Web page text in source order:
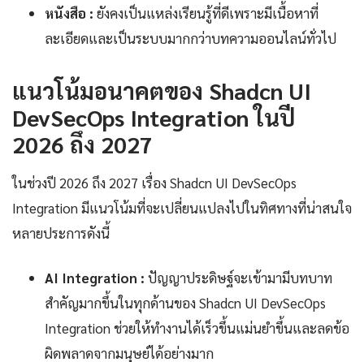
หนังสือ : ยังคงเป็นแหล่งเรียนรู้ที่ดีเพราะมีเนื้อหาที่
ละเอียดและเป็นระบบมากกว่าบทความออนไลน์ทั่วไป
แนวโน้มอนาคตของ Shadcn UI
DevSecOps Integration ในปี
2026 ถึง 2027
ในช่วงปี 2026 ถึง 2027 เรื่อง Shadcn UI DevSecOps
Integration มีแนวโน้มที่จะเปลี่ยนแปลงไปในทิศทางที่น่าสนใจ
หลายประการดังนี้
AI Integration : ปัญญาประดิษฐ์จะเข้ามามีบทบาท
สำคัญมากขึ้นในทุกด้านของ Shadcn UI DevSecOps
Integration ช่วยให้ทำงานได้เร็วขึ้นแม่นยำขึ้นและลดข้อ
ผิดพลาดจากมนุษย์ได้อย่างมาก